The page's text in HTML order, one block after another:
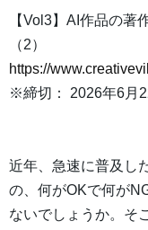
【Vol3】AI作品の著
（2）
https://
※締切： 2026年6月
近年、急速に普及し
の、何がOKで何が
ないでしょうか。そ